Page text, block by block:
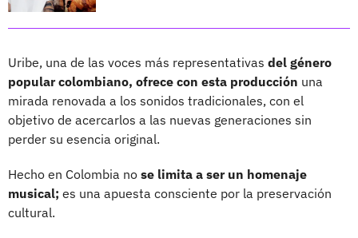
Uribe, una de las voces más representativas del género
popular colombiano, ofrece con esta producción una
mirada renovada a los sonidos tradicionales, con el
objetivo de acercarlos a las nuevas generaciones sin
perder su esencia original.
Hecho en Colombia no se limita a ser un homenaje
musical; es una apuesta consciente por la preservación
cultural.